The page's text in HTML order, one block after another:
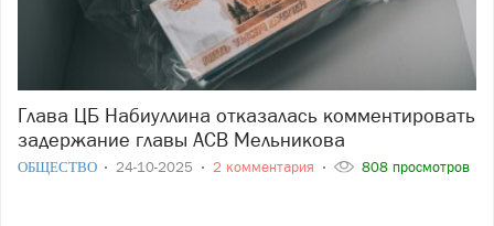
Глава ЦБ Набиуллина отказалась комментировать
задержание главы АСВ Мельникова
ОБЩЕСТВО 24-10-2025 2 комментария 808 просмотров